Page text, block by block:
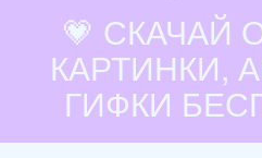
💗 СКАЧАЙ
КАРТИНКИ,
ГИФКИ